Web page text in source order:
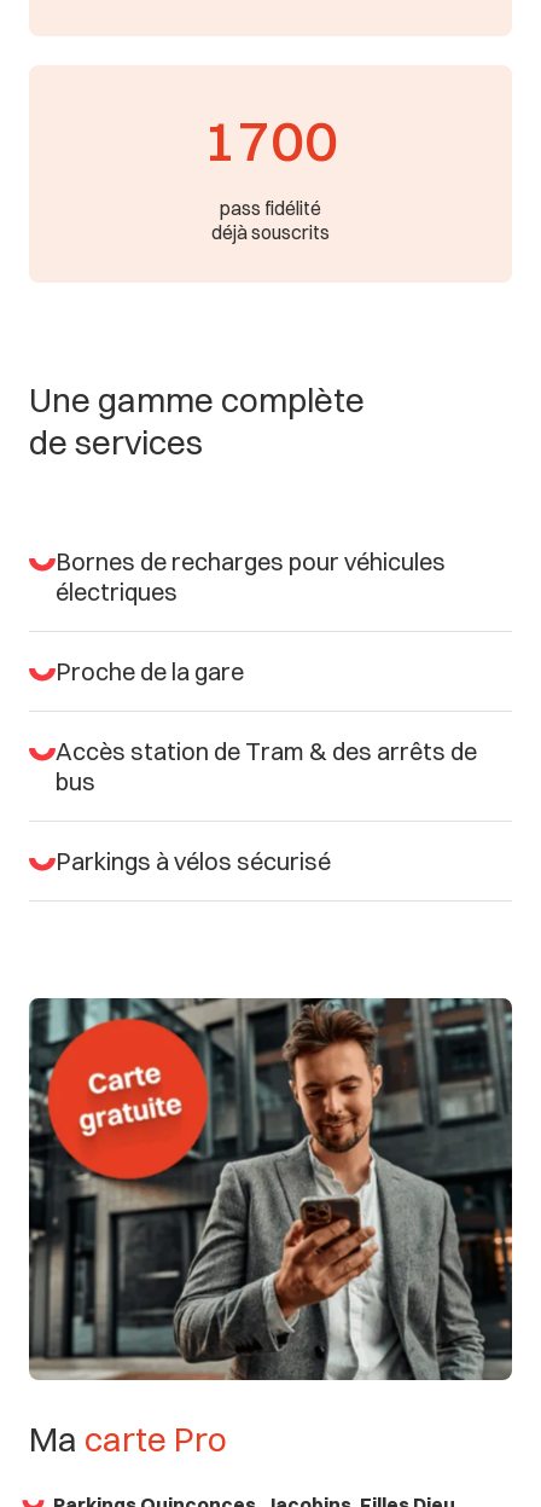
1700
pass fidélité
déjà souscrits
Une gamme complète
de services
Bornes de recharges pour véhicules
électriques
Proche de la gare
Accès station de Tram & des arrêts de
bus
Parkings àvélos sécurisé
Ma carte Pro